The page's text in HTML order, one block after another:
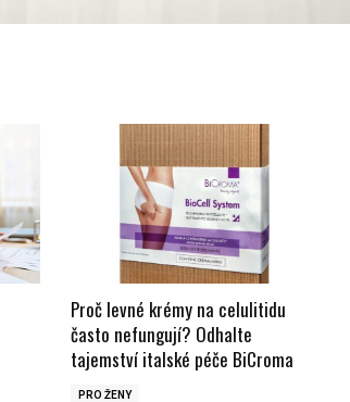
Proč levné krémy na celulitidu
často nefungují? Odhalte
tajemství italské péče BiCroma
PRO ŽENY